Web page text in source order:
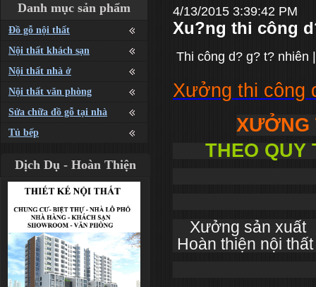
Danh mục sản phẩm
Đồ gỗ nội thất
Nội thất khách sạn
Nội thất nhà ở
Nội thất văn phòng
Sửa chữa đồ gỗ tại nhà
Tủ bếp
Dịch Dụ - Hoàn Thiện
4/13/2015 3:39:42 PM
Xu?ng thi công
Thi công d? g? t? nhiên
Xưởng thi công
XƯỞNG
THEO QUY
Xưởng sản xuất
Hoàn thiện nội thất